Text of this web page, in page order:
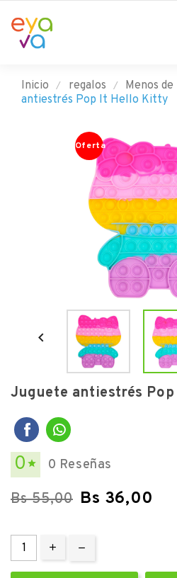
Inicio regalos Menos de
antiestrés Pop It Hello Kitty
Oferta

Juguete antiestrés
0  0 Reseñas
Bs 55,00 Bs 36,00